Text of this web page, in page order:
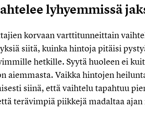
lyhyemmissä
korvaan varttitunneittain
siitä, kuinka hintoja pitäisi
hetkille. Syytä huoleen ei
aiemmasta. Vaikka hintojen
siinä, että vaihtelu tapahtuu
terävimpiä piikkejä madaltaa